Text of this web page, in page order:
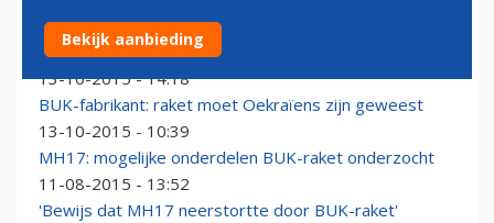
Onderzoeksraad: luchtruim Oost-Oekraïne had
gesloten moeten zijn
13-10-2015 - 14:18
BUK-fabrikant: raket moet Oekraïens zijn geweest
13-10-2015 - 10:39
MH17: mogelijke onderdelen BUK-raket onderzocht
11-08-2015 - 13:52
'Bewijs dat MH17 neerstortte door BUK-raket'
Bekijk aanbieding